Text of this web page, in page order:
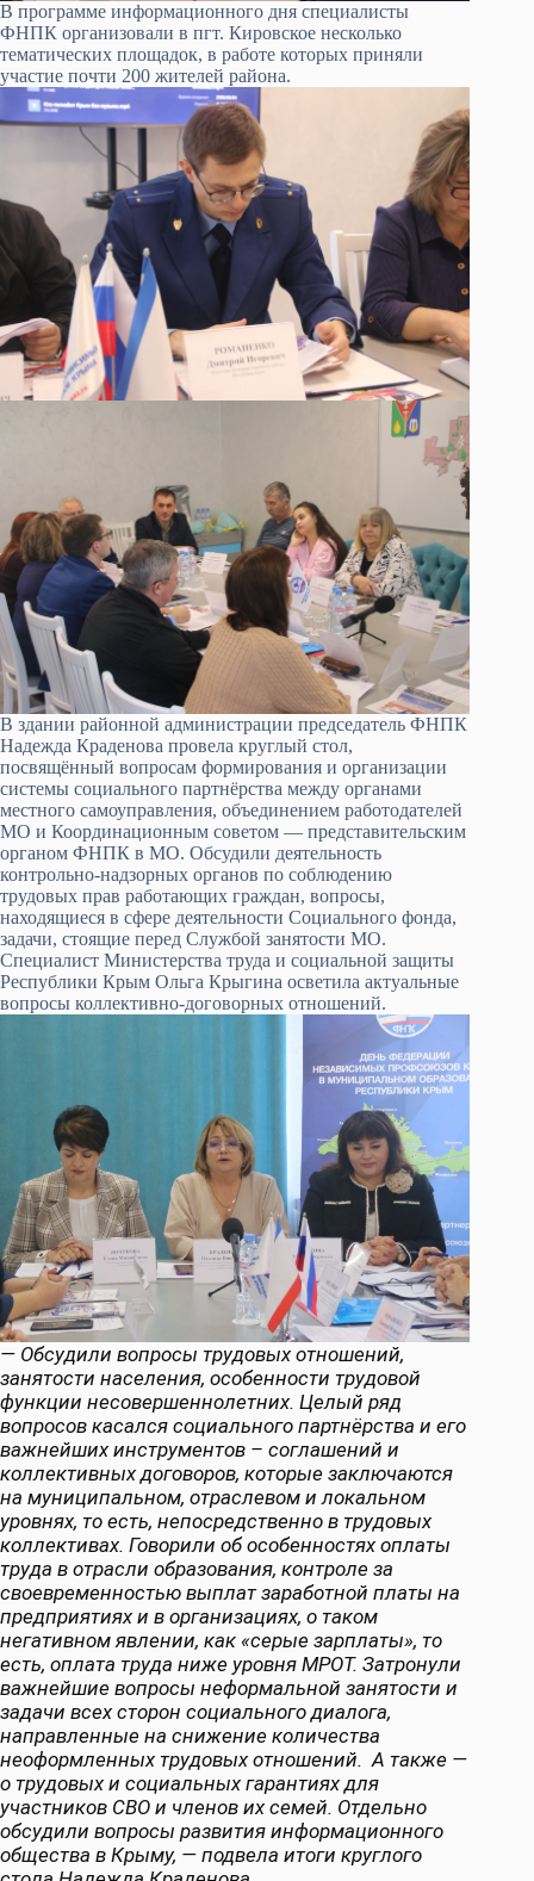
В программе информационного дня специалисты
ФНПК организовали в пгт. Кировское несколько
тематических площадок, в работе которых приняли
участие почти 200 жителей района.
В здании районной администрации председатель ФНПК
Надежда Краденова провела круглый стол,
посвящённый вопросам формирования и организации
системы социального партнёрства между органами
местного самоуправления, объединением работодателей
МО и Координационным советом — представительским
органом ФНПК в МО. Обсудили деятельность
контрольно-надзорных органов по соблюдению
трудовых прав работающих граждан, вопросы,
находящиеся в сфере деятельности Социального фонда,
задачи, стоящие перед Службой занятости МО.
Специалист Министерства труда и социальной защиты
Республики Крым Ольга Крыгина осветила актуальные
вопросы коллективно-договорных отношений.
— Обсудили вопросы трудовых отношений,
занятости населения, особенности трудовой
функции несовершеннолетних. Целый ряд
вопросов касался социального партнёрства и его
важнейших инструментов – соглашений и
коллективных договоров, которые заключаются
на муниципальном, отраслевом и локальном
уровнях, то есть, непосредственно в трудовых
коллективах. Говорили об особенностях оплаты
труда в отрасли образования, контроле за
своевременностью выплат заработной платы на
предприятиях и в организациях, о таком
негативном явлении, как «серые зарплаты», то
есть, оплата труда ниже уровня МРОТ. Затронули
важнейшие вопросы неформальной занятости и
задачи всех сторон социального диалога,
направленные на снижение количества
неоформленных трудовых отношений. А также —
о трудовых и социальных гарантиях для
участников СВО и членов их семей. Отдельно
обсудили вопросы развития информационного
общества в Крыму, — подвела итоги круглого